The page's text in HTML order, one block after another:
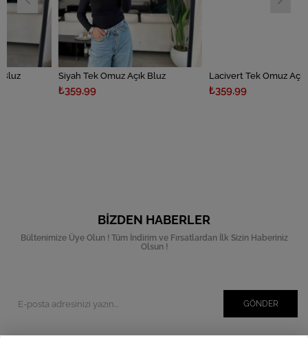
Siyah Tek Omuz Açık Bluz
₺359,99
Lacivert Tek Omuz Açık Bluz
₺359,99
BIZDEN HABERLER
Bültenimize Üye Olun ! Tüm İndirim ve Fırsatlardan İlk Sizin Haberiniz
Olsun !
GÖNDER